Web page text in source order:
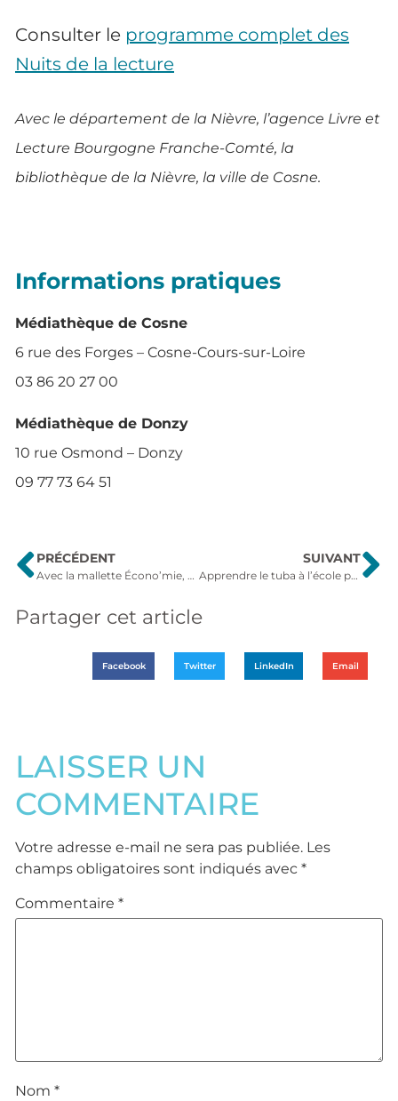
Consulter le programme complet des
Nuits de la lecture
Avec le département de la Nièvre, l’agence Livre et
Lecture Bourgogne Franche-Comté, la
bibliothèque de la Nièvre, la ville de Cosne.
Informations pratiques
Médiathèque de Cosne
6 rue des Forges – Cosne-Cours-sur-Loire
03 86 20 27 00
Médiathèque de Donzy
10 rue Osmond – Donzy
09 77 73 64 51
PRÉCÉDENT
Avec la mallette Écono’mie, mesurez vous-même vos consommations
SUIVANT
Apprendre le tuba à l’école primaire
Partager cet article
Facebook Twitter LinkedIn Email
LAISSER UN
COMMENTAIRE
Votre adresse e-mail ne sera pas publiée. Les
champs obligatoires sont indiqués avec *
Commentaire *
Nom *